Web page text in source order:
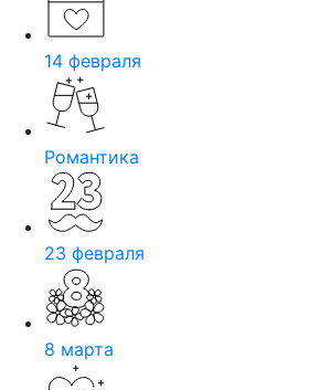
14 февраля
Романтика
23 февраля
8 марта